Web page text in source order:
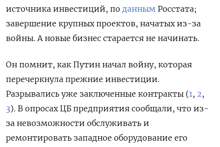
источника инвестиций, по данным Росстата;
завершение крупных проектов, начатых из-за
войны. А новые бизнес старается не начинать.
Он помнит, как Путин начал войну, которая
перечеркнула прежние инвестиции.
Разрывались уже заключенные контракты (1, 2,
3). В опросах ЦБ предприятия сообщали, что из-
за невозможности обслуживать и
ремонтировать западное оборудование его